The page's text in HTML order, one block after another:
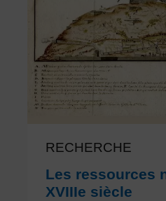
RECHERCHE
Les ressources
XVIIIe siècle